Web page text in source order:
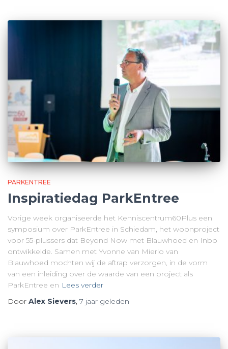
PARKENTREE
Inspiratiedag ParkEntree
Vorige week organiseerde het Kenniscentrum60Plus een
symposium over ParkEntree in Schiedam, het woonproject
voor 55-plussers dat Beyond Now met Blauwhoed en Inbo
ontwikkelde. Samen met Yvonne van Mierlo van
Blauwhoed mochten wij de aftrap verzorgen, in de vorm
van een inleiding over de waarde van een project als
ParkEntree en Lees verder
Door Alex Sievers, 7 jaar geleden